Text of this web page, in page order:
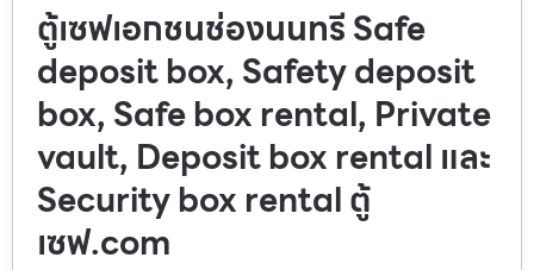
ตู้เซฟเอกชนช่องนนทรี Safe
deposit box, Safety deposit
box, Safe box rental, Private
vault, Deposit box rental และ
Security box rental ตู้
เซฟ.com